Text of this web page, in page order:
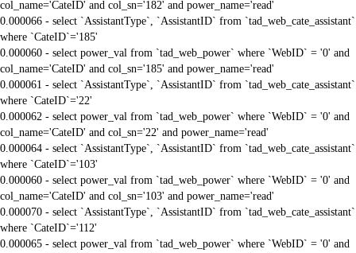
col_name='CateID' and col_sn='182' and power_name='read'
0.000066 - select `AssistantType`, `AssistantID` from `tad_web_cate_assistant`
where `CateID`='185'
0.000060 - select power_val from `tad_web_power` where `WebID` = '0' and
col_name='CateID' and col_sn='185' and power_name='read'
0.000061 - select `AssistantType`, `AssistantID` from `tad_web_cate_assistant`
where `CateID`='22'
0.000062 - select power_val from `tad_web_power` where `WebID` = '0' and
col_name='CateID' and col_sn='22' and power_name='read'
0.000064 - select `AssistantType`, `AssistantID` from `tad_web_cate_assistant`
where `CateID`='103'
0.000060 - select power_val from `tad_web_power` where `WebID` = '0' and
col_name='CateID' and col_sn='103' and power_name='read'
0.000070 - select `AssistantType`, `AssistantID` from `tad_web_cate_assistant`
where `CateID`='112'
0.000065 - select power_val from `tad_web_power` where `WebID` = '0' and